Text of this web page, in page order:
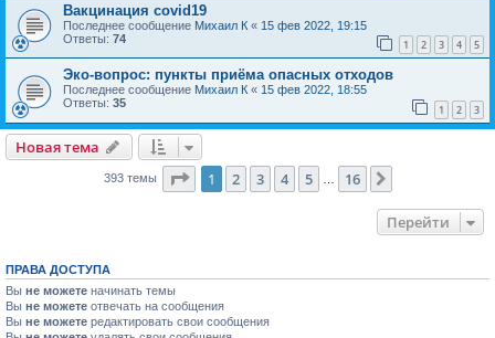
Вакцинация covid19
Последнее сообщение Михаил К « 15 фев 2022, 19:15
Ответы: 74 1 2 3 4 5
Эко-вопрос: пункты приёма опасных отходов
Последнее сообщение Михаил К « 15 фев 2022, 18:55
Ответы: 35 1 2 3
Новая тема
393 темы Страница из 16
1 2 3 4 5 16
Перейти
ПРАВА ДОСТУПА
Вы не можете начинать темы
Вы не можете отвечать на сообщения
Вы не можете редактировать свои сообщения